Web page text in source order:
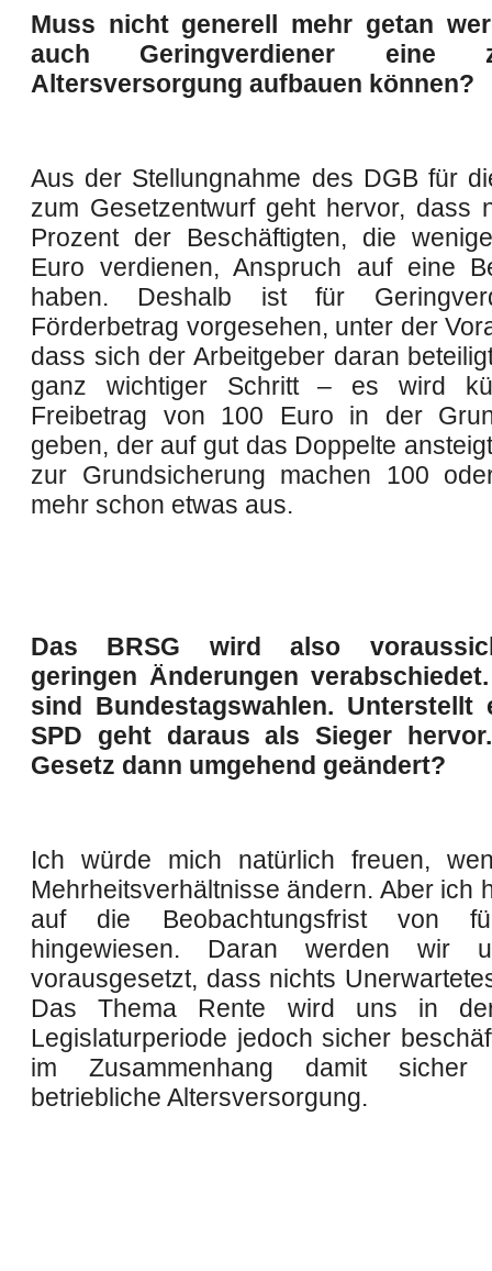
Muss nicht generell mehr getan
auch Geringverdiener eine
Altersversorgung aufbauen können?
Aus der Stellungnahme des DGB für
zum Gesetzentwurf geht hervor, dass
Prozent der Beschäftigten, die
Euro verdienen, Anspruch auf eine
haben. Deshalb ist für
Förderbetrag vorgesehen, unter der
dass sich der Arbeitgeber daran
ganz wichtiger Schritt – es wird
Freibetrag von 100 Euro in der
geben, der auf gut das Doppelte
zur Grundsicherung machen 100
mehr schon etwas aus.
Das BRSG wird also
geringen Änderungen
sind Bundestagswahlen. Unterstellt
SPD geht daraus als Sieger
Gesetz dann umgehend geändert?
Ich würde mich natürlich freuen,
Mehrheitsverhältnisse ändern. Aber ich
auf die Beobachtungsfrist von
hingewiesen. Daran werden wir
vorausgesetzt, dass nichts
Das Thema Rente wird uns in
Legislaturperiode jedoch sicher
im Zusammenhang damit
betriebliche Altersversorgung.